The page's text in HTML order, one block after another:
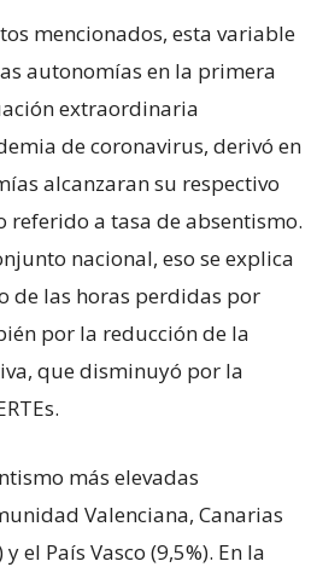
mencionados, esta variable
autonomías en la primera
extraordinaria
de coronavirus, derivó en
alcanzaran su respectivo
referido a tasa de absentismo.
nacional, eso se explica
de las horas perdidas por
por la reducción de la
que disminuyó por la
más elevadas
Valenciana, Canarias
el País Vasco (9,5%). En la